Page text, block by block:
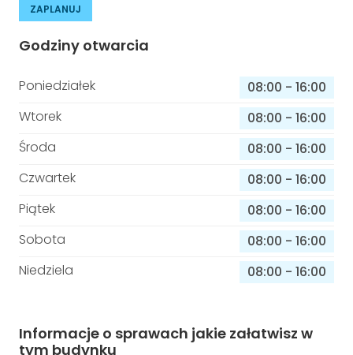
ZAPLANUJ
Godziny otwarcia
Poniedziałek 08:00 - 16:00
Wtorek
08:00 - 16:00
Środa
08:00 - 16:00
Czwartek
08:00 - 16:00
Piątek
08:00 - 16:00
Sobota
08:00 - 16:00
Niedziela
08:00 - 16:00
Informacje o sprawach jakie załatwisz w
tym budynku